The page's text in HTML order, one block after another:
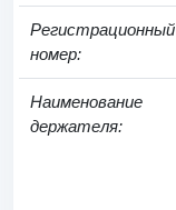
Регистрационный
номер:
Наименование
держателя: